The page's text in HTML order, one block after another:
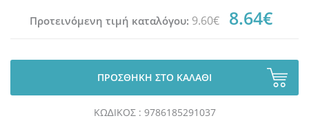
Προτεινόμενη τιμή καταλόγου: 9.60€ 8.64€
ΠΡΟΣΘΗΚΗ ΣΤΟ ΚΑΛΑΘΙ
ΚΩ∆ΙΚΟΣ : 9786185291037